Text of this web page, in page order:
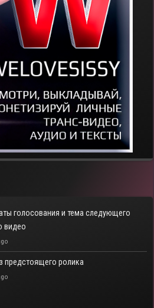
голосования и тема следующего
видео
предстоящего ролика